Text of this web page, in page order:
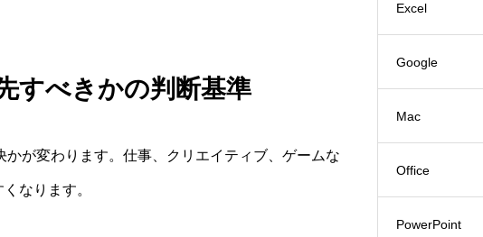
すべきかの判断基準
が変わります。仕事、クリエイティブ、ゲームな
なります。
Excel
Google
Mac
Office
PowerPoint